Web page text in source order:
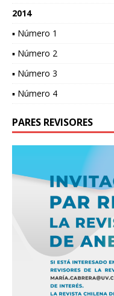
2014
▪ Número 1
▪ Número 2
▪ Número 3
▪ Número 4
PARES REVISORES